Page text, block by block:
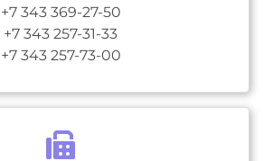
+7 343 369-27-50
+7 343 257-31-33
+7 343 257-73-00